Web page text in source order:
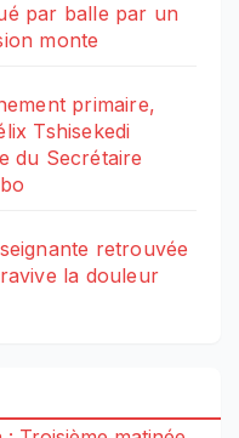
par balle par un
monte
primaire,
Tshisekedi
du Secrétaire
retrouvée
la douleur